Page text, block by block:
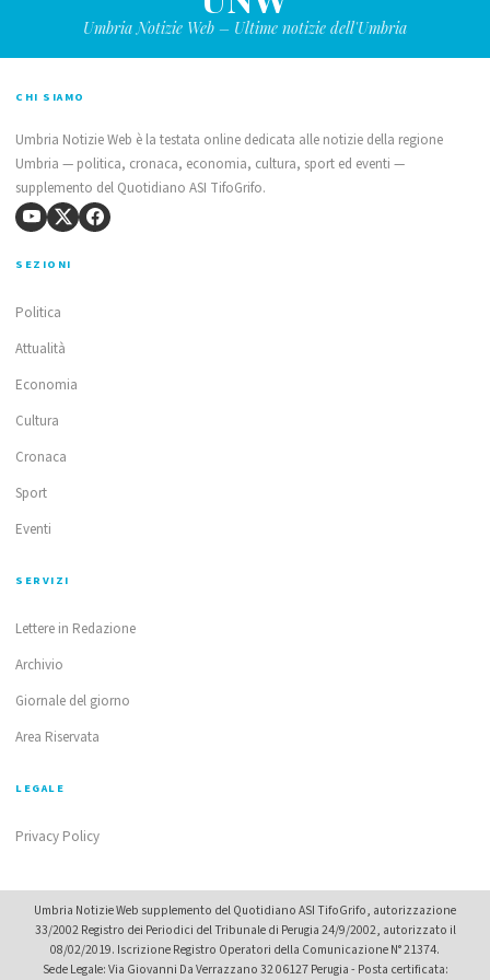
Umbria Notizie Web – Ultime notizie dell'Umbria
CHI SIAMO
Umbria Notizie Web è la testata online dedicata alle notizie della regione
Umbria — politica, cronaca, economia, cultura, sport ed eventi —
supplemento del Quotidiano ASI TifoGrifo.
SEZIONI
Politica
Attualità
Economia
Cultura
Cronaca
Sport
Eventi
SERVIZI
Lettere in Redazione
Archivio
Giornale del giorno
Area Riservata
LEGALE
Privacy Policy
Umbria Notizie Web supplemento del Quotidiano ASI TifoGrifo, autorizzazione
33/2002 Registro dei Periodici del Tribunale di Perugia 24/9/2002, autorizzato il
08/02/2019. Iscrizione Registro Operatori della Comunicazione N° 21374.
Sede Legale: Via Giovanni Da Verrazzano 32 06127 Perugia - Posta certificata: